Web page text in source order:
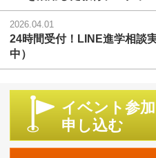
2026.04.01
24時間受付！LINE進学相談
中）
イベント参
申し込む